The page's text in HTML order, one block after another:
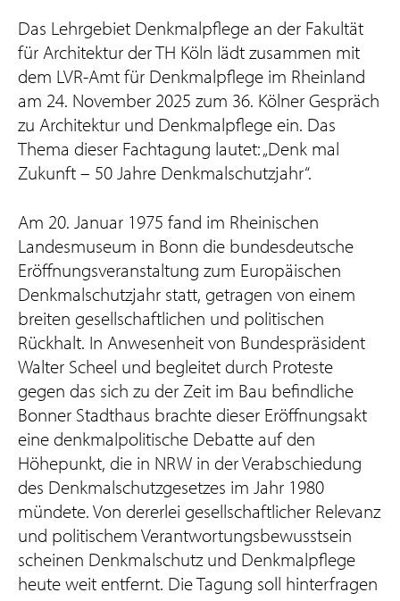
Das Lehrgebiet Denkmalpflege an der Fakultät
für Architektur der TH Köln lädt zusammen mit
dem LVR-Amt für Denkmalpflege im Rheinland
am 24. November 2025 zum 36. Kölner Gespräch
zu Architektur und Denkmalpflege ein. Das
Thema dieser Fachtagung lautet: „Denk mal
Zukunft – 50 Jahre Denkmalschutzjahr“.
Am 20. Januar 1975 fand im Rheinischen
Landesmuseum in Bonn die bundesdeutsche
Eröffnungsveranstaltung zum Europäischen
Denkmalschutzjahr statt, getragen von einem
breiten gesellschaftlichen und politischen
Rückhalt. In Anwesenheit von Bundespräsident
Walter Scheel und begleitet durch Proteste
gegen das sich zu der Zeit im Bau befindliche
Bonner Stadthaus brachte dieser Eröffnungsakt
eine denkmalpolitische Debatte auf den
Höhepunkt, die in NRW in der Verabschiedung
des Denkmalschutzgesetzes im Jahr 1980
mündete. Von dererlei gesellschaftlicher Relevanz
und politischem Verantwortungsbewusstsein
scheinen Denkmalschutz und Denkmalpflege
heute weit entfernt. Die Tagung soll hinterfragen